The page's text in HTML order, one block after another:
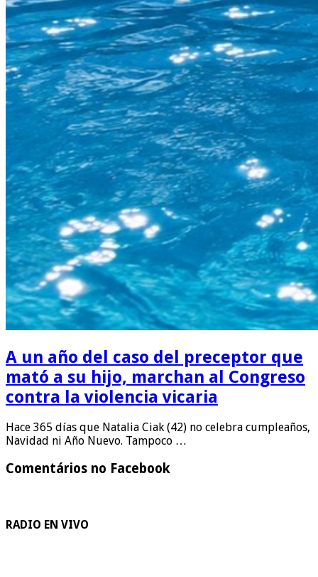
A un año del caso del preceptor que
mató a su hijo, marchan al Congreso
contra la violencia vicaria
Hace 365 días que Natalia Ciak (42) no celebra cumpleaños,
Navidad ni Año Nuevo. Tampoco …
Comentários no Facebook
RADIO EN VIVO